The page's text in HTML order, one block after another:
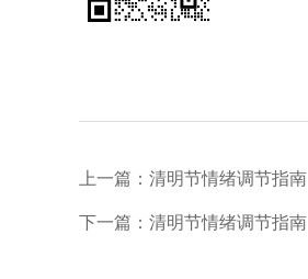
上一篇：清明节情绪调节指南
下一篇：清明节情绪调节指南